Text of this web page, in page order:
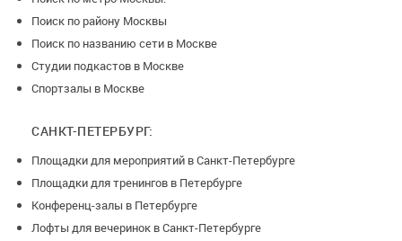
Поиск по району Москвы
Поиск по названию сети в Москве
Студии подкастов в Москве
Спортзалы в Москве
САНКТ-ПЕТЕРБУРГ:
Площадки для мероприятий в Санкт-Петербурге
Площадки для тренингов в Петербурге
Конференц-залы в Петербурге
Лофты для вечеринок в Санкт-Петербурге